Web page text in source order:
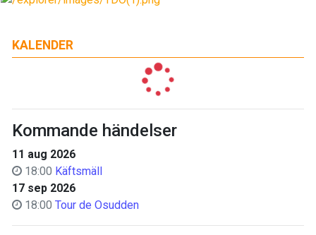
KALENDER
Kommande händelser
11 aug 2026
18:00 Käftsmäll
17 sep 2026
18:00 Tour de Osudden